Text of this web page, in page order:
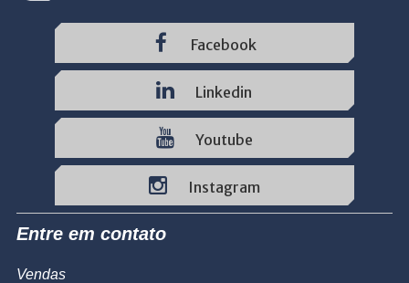
Facebook
Linkedin
Youtube
Instagram
Entre em contato
Vendas